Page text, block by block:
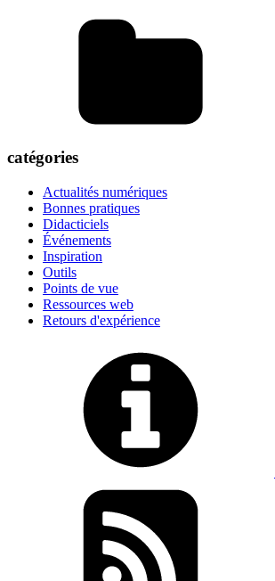
catégories
Actualités numériques
Bonnes pratiques
Didacticiels
Événements
Inspiration
Outils
Points de vue
Ressources web
Retours d'expérience